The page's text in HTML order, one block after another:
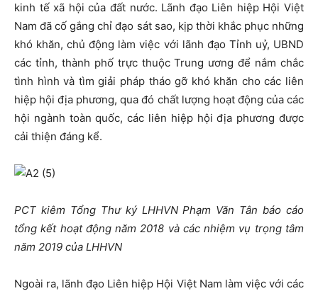
kinh tế xã hội của đất nước. Lãnh đạo Liên hiệp Hội Việt
Nam đã cố gắng chỉ đạo sát sao, kịp thời khắc phục những
khó khăn, chủ động làm việc với lãnh đạo Tỉnh uỷ, UBND
các tỉnh, thành phố trực thuộc Trung ương để nắm chắc
tình hình và tìm giải pháp tháo gỡ khó khăn cho các liên
hiệp hội địa phương, qua đó chất lượng hoạt động của các
hội ngành toàn quốc, các liên hiệp hội địa phương được
cải thiện đáng kể.
PCT kiêm Tổng Thư ký LHHVNPhạm Văn Tânbáo cáo
tổng kết hoạt động năm 2018 và các nhiệm vụ trọng tâm
năm 2019 của LHHVN
Ngoài ra, lãnh đạo Liên hiệp Hội Việt Nam làm việc với các